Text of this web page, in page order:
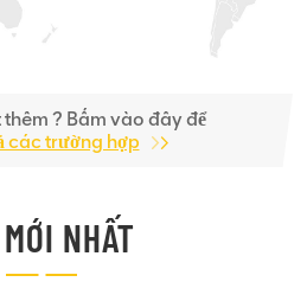
? Bấm vào đây để
các trường hợp
NHẤT